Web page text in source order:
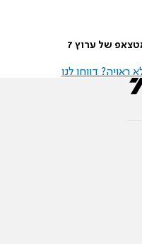
של ערוץ 7
דווחו לנו